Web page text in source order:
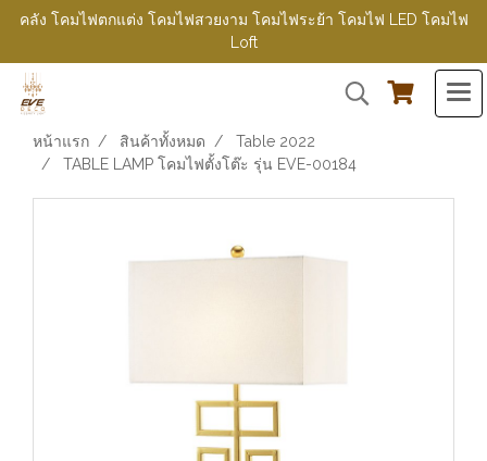
คลัง โคมไฟตกแต่ง โคมไฟสวยงาม โคมไฟระย้า โคมไฟ LED โคมไฟ
Loft
หน้าแรก สินค้าทั้งหมด
Table 2022
TABLE LAMP โคมไฟตั้งโต๊ะ รุ่น EVE-00184